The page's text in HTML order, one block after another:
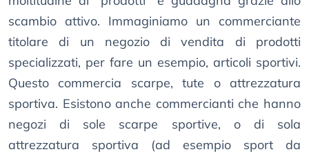
scambio attivo. Immaginiamo un commerciante
titolare di un negozio di vendita di prodotti
specializzati, per fare un esempio, articoli sportivi.
Questo commercia scarpe, tute o attrezzatura
sportiva. Esistono anche commercianti che hanno
negozi di sole scarpe sportive, o di sola
attrezzatura sportiva (ad esempio sport da